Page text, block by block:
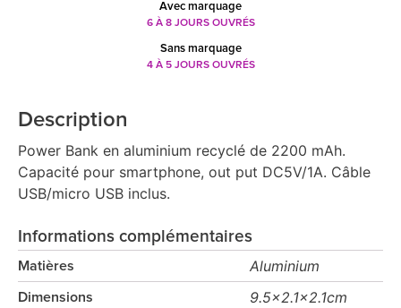
Avec marquage
6 À 8 JOURS OUVRÉS
Sans marquage
4 À 5 JOURS OUVRÉS
Description
Power Bank en aluminium recyclé de 2200 mAh.
Capacité pour smartphone, out put DC5V/1A. Câble
USB/micro USB inclus.
Informations complémentaires
Matières Aluminium
Dimensions 9.5x2.1x2.1cm